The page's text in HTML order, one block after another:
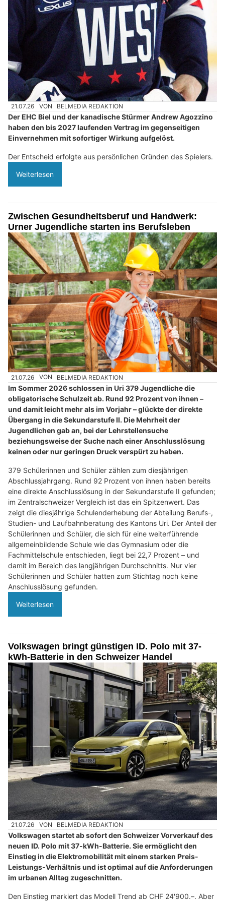
21.07.26 VON BELMEDIA REDAKTION
Der EHC Biel und der kanadische Stürmer Andrew Agozzino
haben den bis 2027 laufenden Vertrag im gegenseitigen
Einvernehmen mit sofortiger Wirkung aufgelöst.
Der Entscheid erfolgte aus persönlichen Gründen des Spielers.
Weiterlesen
Zwischen Gesundheitsberuf und Handwerk:
Urner Jugendliche starten ins Berufsleben
21.07.26 VON BELMEDIA REDAKTION
Im Sommer 2026 schlossen in Uri 379 Jugendliche die
obligatorische Schulzeit ab. Rund 92 Prozent von ihnen –
und damit leicht mehr als im Vorjahr – glückte der direkte
Übergang in die Sekundarstufe II. Die Mehrheit der
Jugendlichen gab an, bei der Lehrstellensuche
beziehungsweise der Suche nach einer Anschlusslösung
keinen oder nur geringen Druck verspürt zu haben.
379 Schülerinnen und Schüler zählen zum diesjährigen
Abschlussjahrgang. Rund 92 Prozent von ihnen haben bereits
eine direkte Anschlusslösung in der Sekundarstufe II gefunden;
im Zentralschweizer Vergleich ist das ein Spitzenwert. Das
zeigt die diesjährige Schulenderhebung der Abteilung Berufs-,
Studien- und Laufbahnberatung des Kantons Uri. Der Anteil der
Schülerinnen und Schüler, die sich für eine weiterführende
allgemeinbildende Schule wie das Gymnasium oder die
Fachmittelschule entschieden, liegt bei 22,7 Prozent – und
damit im Bereich des langjährigen Durchschnitts. Nur vier
Schülerinnen und Schüler hatten zum Stichtag noch keine
Anschlusslösung gefunden.
Weiterlesen
Volkswagen bringt günstigen ID. Polo mit 37-
kWh-Batterie in den Schweizer Handel
21.07.26 VON BELMEDIA REDAKTION
Volkswagen startet ab sofort den Schweizer Vorverkauf des
neuen ID. Polo mit 37-kWh-Batterie. Sie ermöglicht den
Einstieg in die Elektromobilität mit einem starken Preis-
Leistungs-Verhältnis und ist optimal auf die Anforderungen
im urbanen Alltag zugeschnitten.
Den Einstieg markiert das Modell Trend ab CHF 24'900.–. Aber